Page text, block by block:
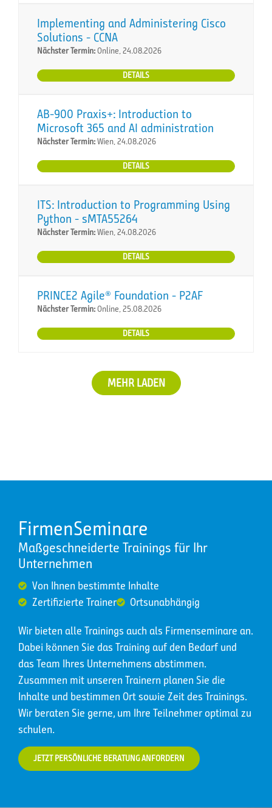
Implementing and Administering Cisco
Solutions - CCNA
Nächster Termin:Online, 24.08.2026
DETAILS
AB-900 Praxis+: Introduction to
Microsoft 365 and AI administration
Nächster Termin:Wien, 24.08.2026
DETAILS
ITS: Introduction to Programming Using
Python - sMTA55264
Nächster Termin:Wien, 24.08.2026
DETAILS
PRINCE2 Agile® Foundation - P2AF
Nächster Termin:Online, 25.08.2026
DETAILS
MEHR LADEN
FirmenSeminare
Maßgeschneiderte Trainings für Ihr
Unternehmen
Von Ihnen bestimmte Inhalte
Zertifizierte Trainer
Ortsunabhängig
Wir bieten alle Trainings auch als Firmenseminare an.
Dabei können Sie das Training auf den Bedarf und
das Team Ihres Unternehmens abstimmen.
Zusammen mit unseren Trainern planen Sie die
Inhalte und bestimmen Ort sowie Zeit des Trainings.
Wir beraten Sie gerne, um Ihre Teilnehmer optimal zu
schulen.
JETZT PERSÖNLICHE BERATUNG ANFORDERN